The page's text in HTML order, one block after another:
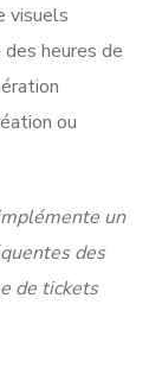
visuels
heures de
ou
un
des
de tickets